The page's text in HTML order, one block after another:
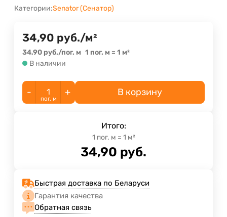
Категории:Senator (Сенатор)
34,90 руб./м²
34,90 руб./пог. м 1 пог. м = 1 м²
В наличии
- +
пог. м
В корзину
Итого:
1 пог. м = 1 м²
34,90 руб.
Быстрая доставка по Беларуси
Гарантия качества
Обратная связь